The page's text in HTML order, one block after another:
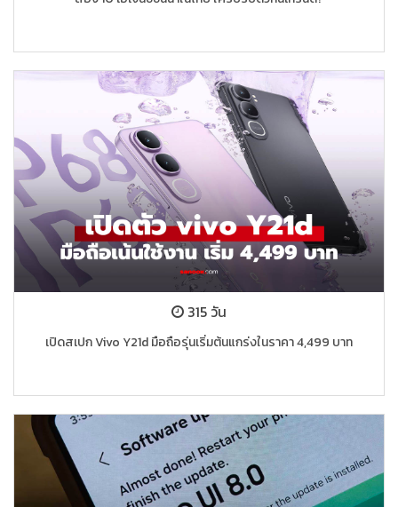
315 วัน
เปิดสเปก Vivo Y21d มือถือรุ่นเริ่มต้นแกร่งในราคา 4,499 บาท